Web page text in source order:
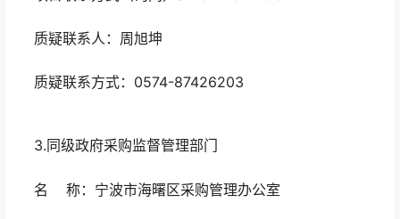
质疑联系人：周旭坤
质疑联系方式：0574-87426203
3.同级政府采购监督管理部门
名 称：宁波市海曙区采购管理办公室